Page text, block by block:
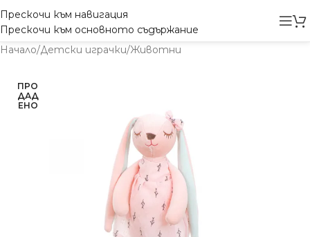
Прескочи към навигация
Прескочи към основното съдържание
Начало/Детски играчки/Животни
ПРО
ДАД
ЕНО